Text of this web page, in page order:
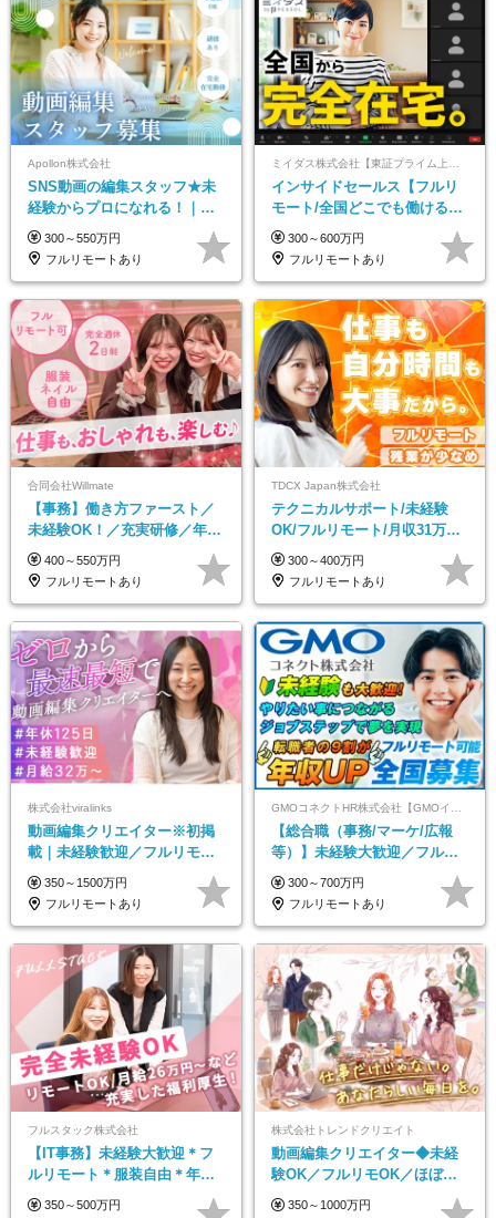
Apollon株式会社
SNS動画の編集スタッフ★未
経験からプロになれる！｜お
うちで働くフルリモート｜残
業ゼロで18時退勤◎
300～550万円
フルリモートあり
インサイドセールス【フルリ
モート/全国どこでも働ける】
未経験OK*土日祝休み*残業少
なめ*在宅勤務手当あり
300～600万円
フルリモートあり
合同会社Willmate
【事務】働き方ファースト／
未経験OK！／充実研修／年休
127日～／残業なし／平均20代
／リモートOK
400～550万円
フルリモートあり
TDCX Japan株式会社
テクニカルサポート/未経験
OK/フルリモート/月収31万円
可/月最大3万のインセンティ
ブ支給/平均年齢33歳
300～400万円
フルリモートあり
株式会社viralinks
動画編集クリエイター※初掲
載｜未経験歓迎／フルリモー
トOK／月給32万＋賞与
350～1500万円
フルリモートあり
【総合職（事務/マーケ/広報
等）】未経験大歓迎／フルリ
モ可で全国募集！年収アップ
多数★年休最大130日★
300～700万円
フルリモートあり
フルスタック株式会社
【IT事務】未経験大歓迎＊フ
ルリモート＊服装自由＊年休
125日以上＊残業なし＊月給26
350～500万円
株式会社トレンドクリエイト
動画編集クリエイター◆未経
験OK／フルリモOK／ほぼ定
時帰り／年間休日125日／髪・
350～1000万円